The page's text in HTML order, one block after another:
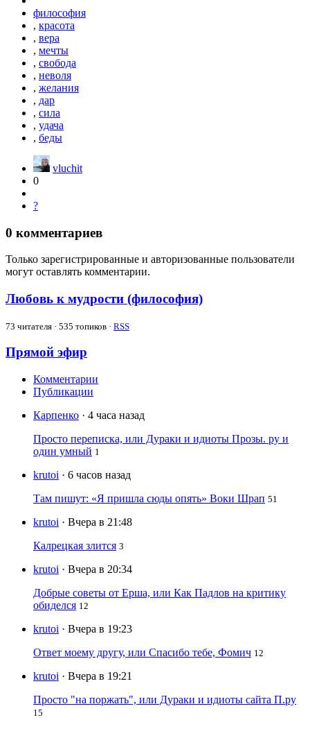
философия
, красота
, вера
, мечты
, свобода
, неволя
, желания
, дар
, сила
, удача
, беды
vluchit
0
?
0 комментариев
Только зарегистрированные и авторизованные пользователи
могут оставлять комментарии.
Любовь к мудрости (философия)
73 читателя · 535 топиков · RSS
Прямой эфир
Комментарии
Публикации
Карпенко · 4 часа назад
Просто переписка, или Дураки и идиоты Прозы. ру и
один умный 1
krutoi · 6 часов назад
Там пишут: «Я пришла сюды опять» Воки Шрап 51
krutoi · Вчера в 21:48
Калрецкая злится 3
krutoi · Вчера в 20:34
Добрые советы от Ерша, или Как Падлов на критику
обиделся 12
krutoi · Вчера в 19:23
Ответ моему другу, или Спасибо тебе, Фомич 12
krutoi · Вчера в 19:21
Просто "на поржать", или Дураки и идиоты сайта П.ру
15